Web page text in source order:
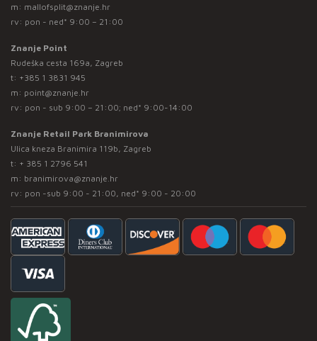
m: mallofsplit@znanje.hr
rv: pon - ned* 9:00 – 21:00
Znanje Point
Rudeška cesta 169a, Zagreb
t: +385 1 3831 945
m: point@znanje.hr
rv: pon - sub 9:00 – 21:00; ned* 9:00-14:00
Znanje Retail Park Branimirova
Ulica kneza Branimira 119b, Zagreb
t: + 385 1 2796 541
m: branimirova@znanje.hr
rv: pon -sub 9:00 - 21:00, ned* 9:00 - 20:00